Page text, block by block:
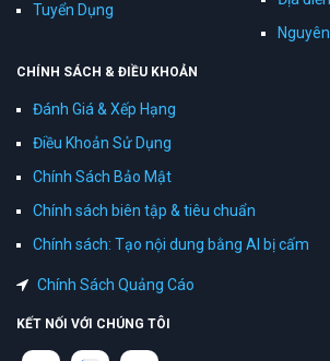
Tuyển Dụng
CHÍNH SÁCH & ĐIỀU KHOẢN
Đánh Giá & Xếp Hạng
Điều Khoản Sử Dụng
Chính Sách Bảo Mật
Chính sách biên tập & tiêu chuẩn
Chính sách: Tạo nội dung bằng AI bị cấm
Chính Sách Quảng Cáo
KẾT NỐI VỚI CHÚNG TÔI